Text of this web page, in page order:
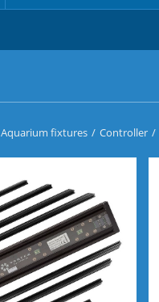
Aquarium fixtures / Controller /